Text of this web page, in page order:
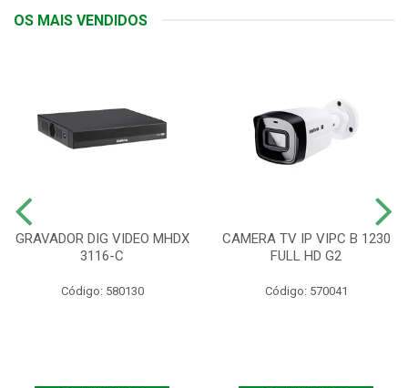
OS MAIS VENDIDOS
GRAVADOR DIG VIDEO MHDX
3116-C
Código: 580130
CAMERA TV IP VIPC B 1230
FULL HD G2
Código: 570041